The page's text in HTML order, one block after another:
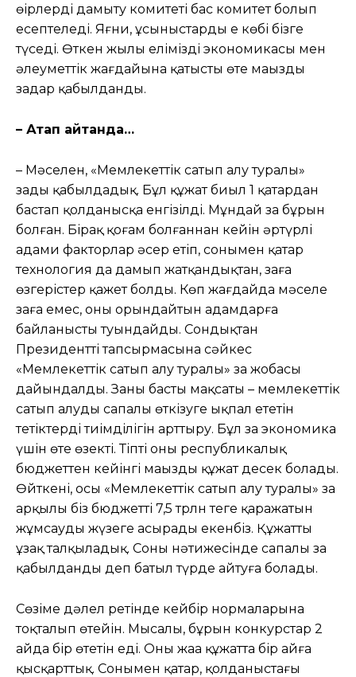
өңірлерді дамыту комитеті бас комитет болып
есептеледі. Яғни, ұсыныстардың ең көбі бізге
түседі. Өткен жылы еліміздің экономикасы мен
əлеуметтік жағдайына қатысты өте маңызды
заңдар қабылданды.
– Атап айтқанда…
– Мəселен, «Мемлекеттік сатып алу туралы»
заңды қабылдадық. Бұл құжат биыл 1 қаңтардан
бастап қолданысқа енгізілді. Мұндай заң бұрын
болған. Бірақ қоғам болғаннан кейін əртүрлі
адами факторлар əсер етіп, сонымен қатар
технология да дамып жатқандықтан, заңға
өзгерістер қажет болды. Көп жағдайда мəселе
заңға емес, оны орындайтын адамдарға
байланысты туындайды. Сондықтан
Президенттің тапсырмасына сəйкес
«Мемлекеттік сатып алу туралы» заң жобасы
дайындалды. Заңның басты мақсаты – мемлекеттік
сатып алуды сапалы өткізуге ықпал ететін
тетіктердің тиімділігін арттыру. Бұл заң экономика
үшін өте өзекті. Тіпті оны республикалық
бюджеттен кейінгі маңызды құжат десек болады.
Өйткені, осы «Мемлекеттік сатып алу туралы» заң
арқылы біз бюджеттің 7,5 трлн теңге қаражатын
жұмсауды жүзеге асырады екенбіз. Құжатты
ұзақ талқыладық. Соның нəтижесінде сапалы заң
қабылданды деп батыл түрде айтуға болады.
Сөзіме дəлел ретінде кейбір нормаларына
тоқталып өтейін. Мысалы, бұрын конкурстар 2
айда бір өтетін еді. Оны жаңа құжатта бір айға
қысқарттық. Сонымен қатар, қолданыстағы